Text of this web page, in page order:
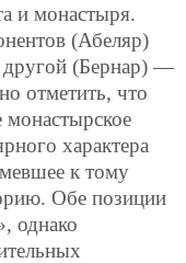
и монастыря.
(Абеляр)
другой (Бернар) —
отметить, что
монастырское
характера
к тому
Обе позиции
однако